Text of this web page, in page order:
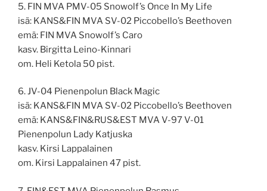
5. FIN MVA PMV-05 Snowolf’s Once In My Life
isä: KANS&FIN MVA SV-02 Piccobello’s Beethoven
emä: FIN MVA Snowolf’s Caro
kasv. Birgitta Leino-Kinnari
om. Heli Ketola 50 pist.
6. JV-04 Pienenpolun Black Magic
isä: KANS&FIN MVA SV-02 Piccobello’s Beethoven
emä: KANS&FIN&RUS&EST MVA V-97 V-01
Pienenpolun Lady Katjuska
kasv. Kirsi Lappalainen
om. Kirsi Lappalainen 47 pist.